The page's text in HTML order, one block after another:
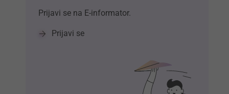
Prijavi se na E-informator.
Prijavi se